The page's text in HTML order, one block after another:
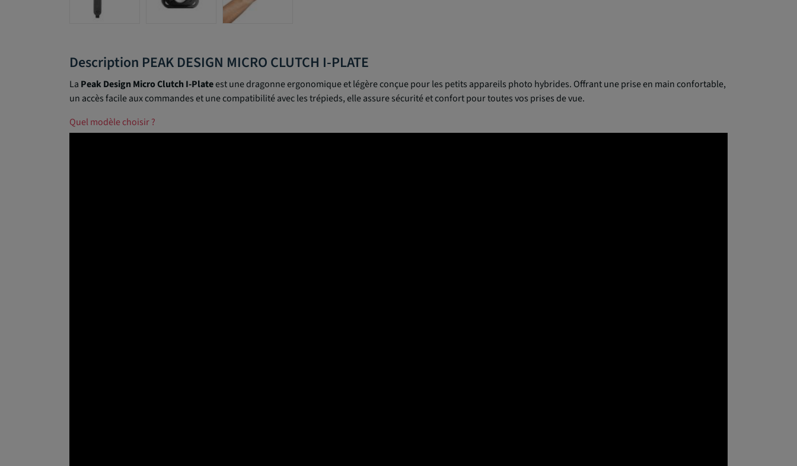
Description PEAK DESIGN MICRO CLUTCH I-PLATE
La Peak Design Micro Clutch I-Plateest une dragonne ergonomique et légère conçue pour les petits appareils photo hybrides. Offrant une prise en main confortable,
un accès facile aux commandes et une compatibilité avec les trépieds, elle assure sécurité et confort pour toutes vos prises de vue.
Quel modèle choisir ?